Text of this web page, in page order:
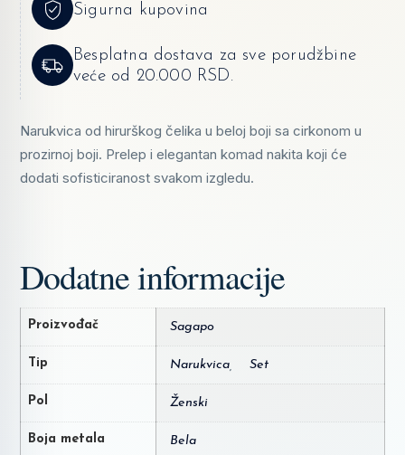
Sigurna kupovina
Besplatna dostava za sve porudžbine
veće od 20.000 RSD.
Narukvica od hirurškog čelika u beloj boji sa cirkonom u
prozirnoj boji. Prelep i elegantan komad nakita koji će
dodati sofisticiranost svakom izgledu.
Dodatne informacije
Proizvođač Sagapo
Tip Narukvica Set
Pol Ženski
Boja metala Bela